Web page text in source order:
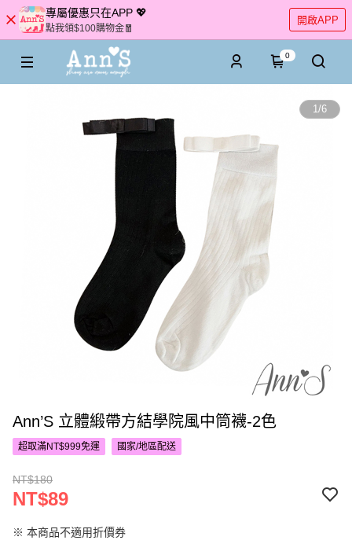
專屬優惠只在APP 💖
點我領$100購物金🧧
開啟APP
0
1/6
Ann’S 立體緞帶方結學院風中筒襪-2色
超取滿NT$999免運 國家/地區配送
NT$180
NT$89
※ 本商品不適用折價券